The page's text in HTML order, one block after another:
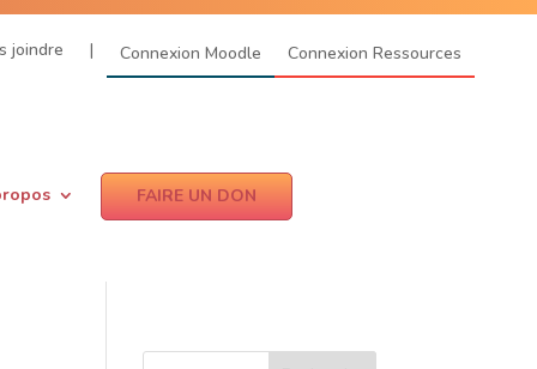
joindre | Connexion Moodle Connexion Ressources
FAIRE UN DON